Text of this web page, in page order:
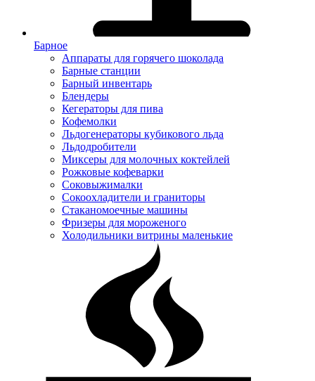
Барное
Аппараты для горячего шоколада
Барные станции
Барный инвентарь
Блендеры
Кегераторы для пива
Кофемолки
Льдогенераторы кубикового льда
Льдодробители
Миксеры для молочных коктейлей
Рожковые кофеварки
Соковыжималки
Сокоохладители и граниторы
Стаканомоечные машины
Фризеры для мороженого
Холодильники витрины маленькие